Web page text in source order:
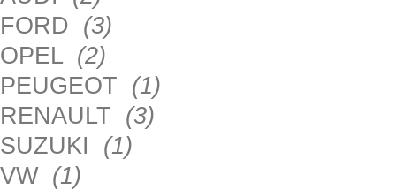
FORD (3)
OPEL (2)
PEUGEOT (1)
RENAULT (3)
SUZUKI (1)
VW (1)